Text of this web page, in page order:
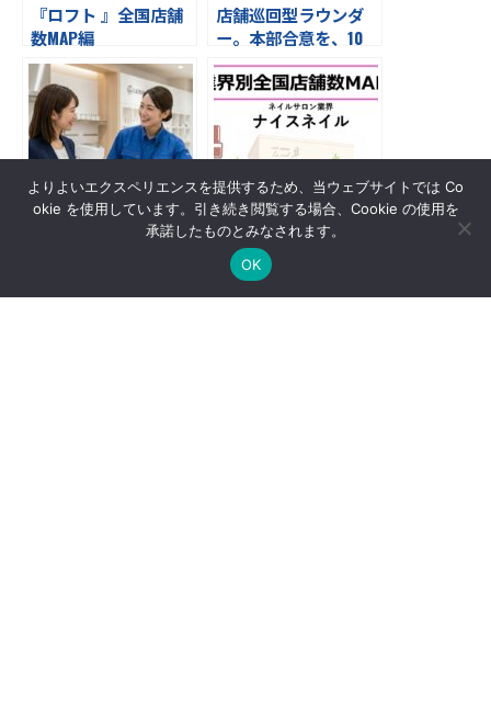
『ロフト 』全国店舗
数MAP編
店舗巡回型ラウンダ
ー。本部合意を、10
0％の「売場」へ。上
位10チェーンをの店頭
実現率を最大化する。
研成社の店舗巡回スキ
ーム
ショールーム巡回型ラ
『 ナイスネイル 』全
国店舗数MAP
よりよいエクスペリエンスを提供するため、当ウェブサイトでは Co
okie を使用しています。引き続き閲覧する場合、Cookie の使用を
承諾したものとみなされます。
OK